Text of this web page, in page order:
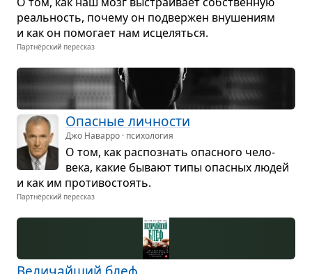
реаль­ность, почему он под­вер­жен вну­ше­ниям
и как он помо­гает нам исце­ляться.
Партнёрский пересказ
Опас­ные лич­но­сти
Джо Наварро · психология
О том, как рас­по­знать опас­ного чело­
века, какие бывают типы опас­ных людей
и как им про­ти­во­сто­ять.
Партнёрский пересказ